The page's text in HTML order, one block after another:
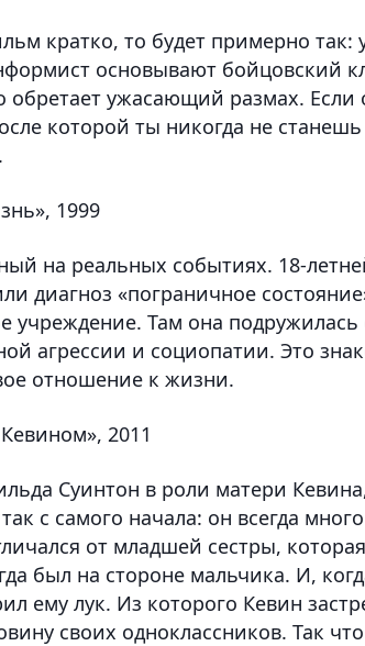
кратко, то будет примерно
основывают бойцовский
обретает ужасающий размах. Если
которой ты никогда не
1999
на реальных событиях. 18-
диагноз «пограничное
учреждение. Там она
агрессии и социопатии. Это
отношение к жизни.
2011
Суинтон в роли матери
с самого начала: он всегда
от младшей сестры,
был на стороне мальчика. И,
ему лук. Из которого Кевин
своих одноклассников. Так